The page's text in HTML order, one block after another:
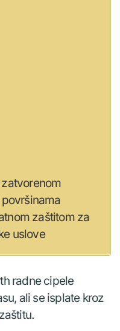
zaštitom za
uslove
radne cipele
ali se isplate kroz